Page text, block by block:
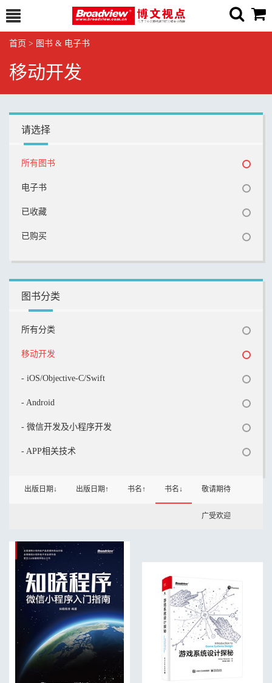
首页 > 图书 & 电子书
移动开发
请选择
所有图书
电子书
已收藏
已购买
图书分类
所有分类
移动开发
- iOS/Objective-C/Swift
- Android
- 微信开发及小程序开发
- APP相关技术
出版日期↓ 出版日期↑ 书名↑ 书名↓ 敬请期待
广受欢迎